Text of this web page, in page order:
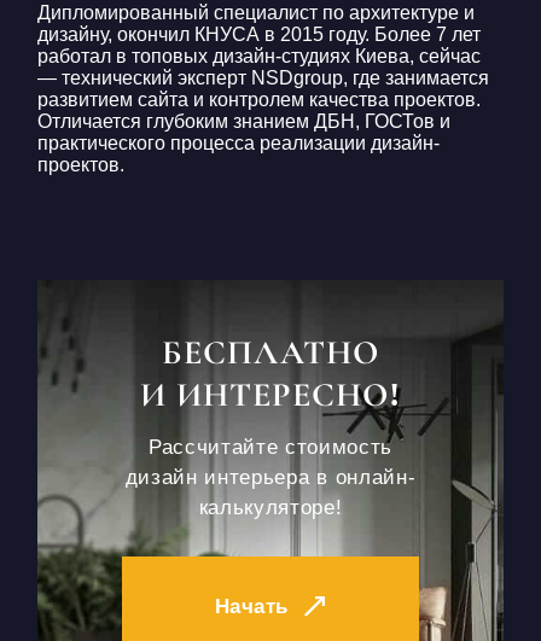
Дипломированный специалист по архитектуре и
дизайну, окончил КНУСА в 2015 году. Более 7 лет
работал в топовых дизайн-студиях Киева, сейчас
— технический эксперт NSDgroup, где занимается
развитием сайта и контролем качества проектов.
Отличается глубоким знанием ДБН, ГОСТов и
практического процесса реализации дизайн-
проектов.
БЕСПЛАТНО
И ИНТЕРЕСНО!
Рассчитайте стоимость
дизайн интерьера в онлайн-
калькуляторе!
Начать